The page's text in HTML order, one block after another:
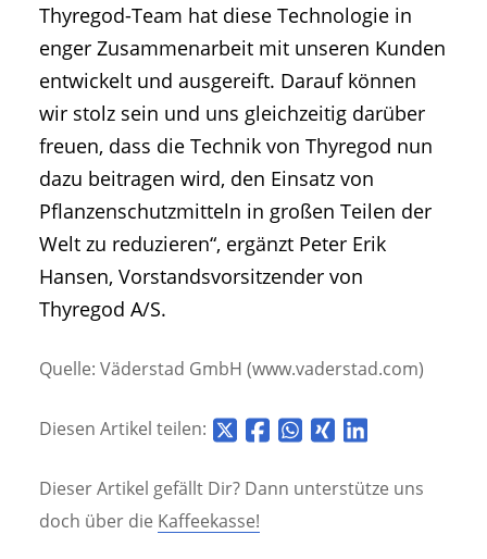
Thyregod-Team hat diese Technologie in
enger Zusammenarbeit mit unseren Kunden
entwickelt und ausgereift. Darauf können
wir stolz sein und uns gleichzeitig darüber
freuen, dass die Technik von Thyregod nun
dazu beitragen wird, den Einsatz von
Pflanzenschutzmitteln in großen Teilen der
Welt zu reduzieren“, ergänzt Peter Erik
Hansen, Vorstandsvorsitzender von
Thyregod A/S.
Quelle: Väderstad GmbH (www.vaderstad.com)
Diesen Artikel teilen:
Dieser Artikel gefällt Dir? Dann unterstütze uns
doch über die Kaffeekasse!